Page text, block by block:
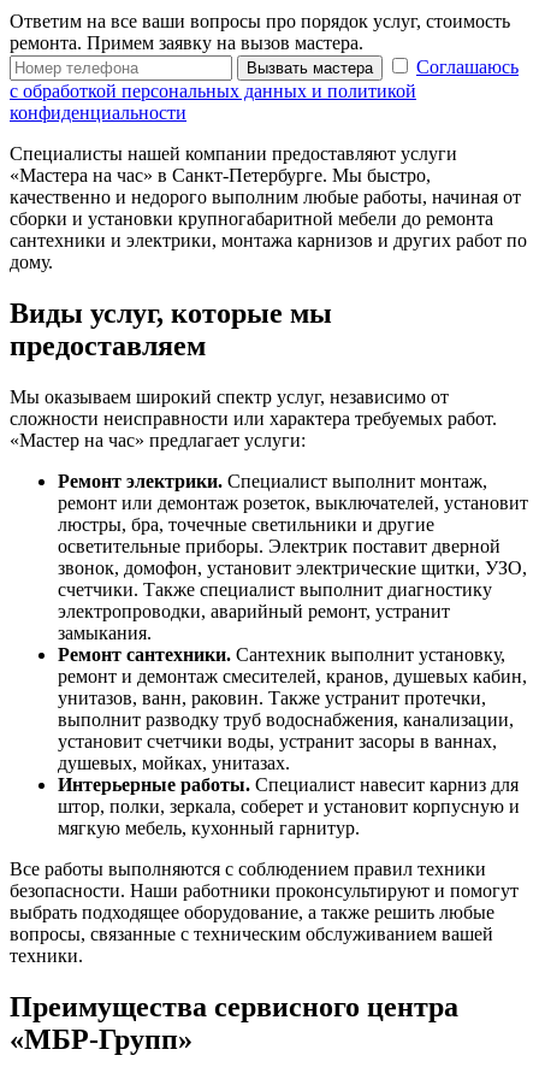
Ответим на все ваши вопросы про порядок услуг, стоимость
ремонта. Примем заявку на вызов мастера.
Вызвать мастера
Соглашаюсь
с обработкой персональных данных и политикой
конфиденциальности
Специалисты нашей компании предоставляют услуги
«Мастера на час» в Санкт-Петербурге. Мы быстро,
качественно и недорого выполним любые работы, начиная от
сборки и установки крупногабаритной мебели до ремонта
сантехники и электрики, монтажа карнизов и других работ по
дому.
Виды услуг, которые мы
предоставляем
Мы оказываем широкий спектр услуг, независимо от
сложности неисправности или характера требуемых работ.
«Мастер на час» предлагает услуги:
Ремонт электрики. Специалист выполнит монтаж,
ремонт или демонтаж розеток, выключателей, установит
люстры, бра, точечные светильники и другие
осветительные приборы. Электрик поставит дверной
звонок, домофон, установит электрические щитки, УЗО,
счетчики. Также специалист выполнит диагностику
электропроводки, аварийный ремонт, устранит
замыкания.
Ремонт сантехники. Сантехник выполнит установку,
ремонт и демонтаж смесителей, кранов, душевых кабин,
унитазов, ванн, раковин. Также устранит протечки,
выполнит разводку труб водоснабжения, канализации,
установит счетчики воды, устранит засоры в ваннах,
душевых, мойках, унитазах.
Интерьерные работы. Специалист навесит карниз для
штор, полки, зеркала, соберет и установит корпусную и
мягкую мебель, кухонный гарнитур.
Все работы выполняются с соблюдением правил техники
безопасности. Наши работники проконсультируют и помогут
выбрать подходящее оборудование, а также решить любые
вопросы, связанные с техническим обслуживанием вашей
техники.
Преимущества сервисного центра
«МБР-Групп»